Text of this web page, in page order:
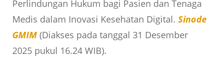
Perlindungan Hukum bagi Pasien dan Tenaga
Medis dalam Inovasi Kesehatan Digital. Sinode
GMIM(Diakses pada tanggal 31 Desember
2025 pukul 16.24 WIB).